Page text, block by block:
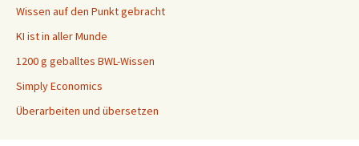
Wissen auf den Punkt gebracht
KI ist in aller Munde
1200 g geballtes BWL-Wissen
Simply Economics
Überarbeiten und übersetzen